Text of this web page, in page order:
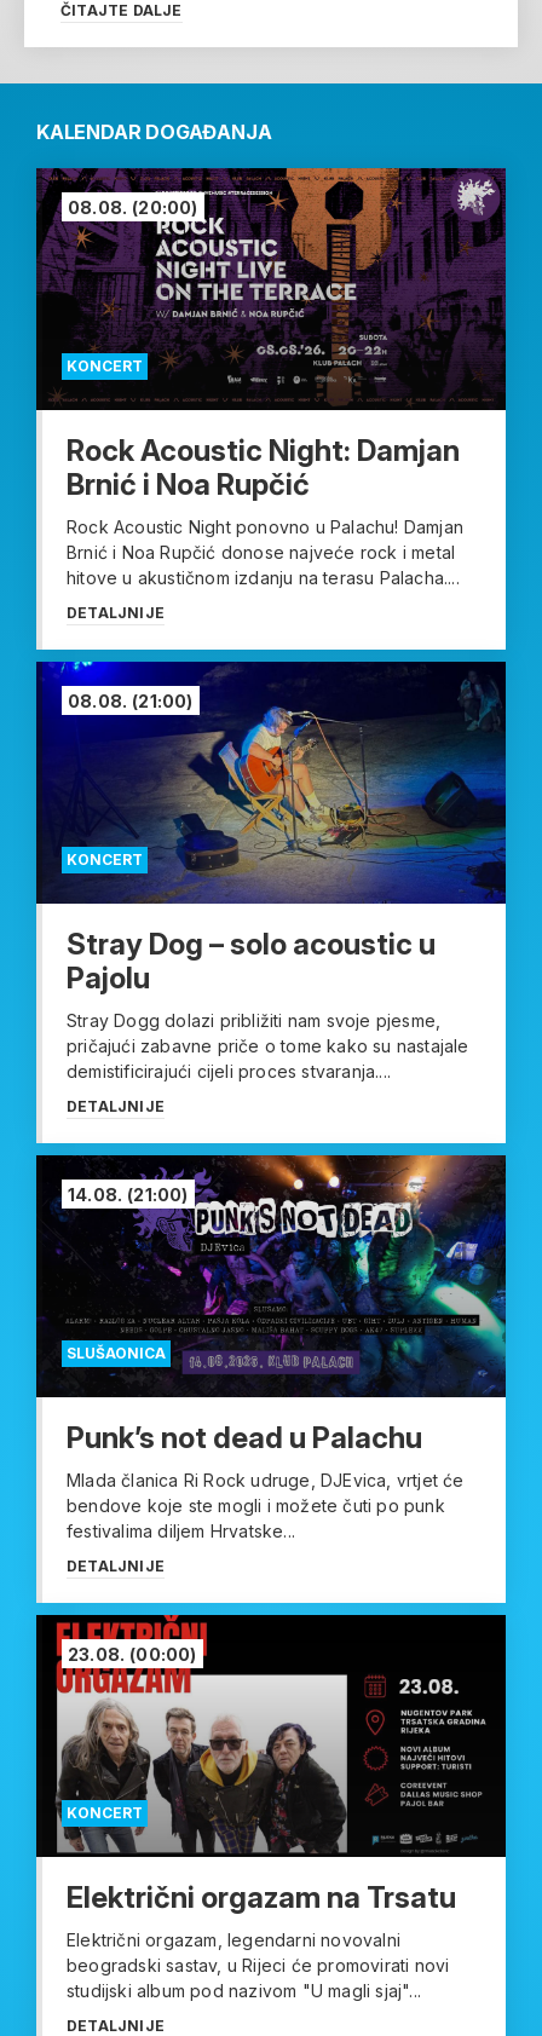
ČITAJTE DALJE
KALENDAR DOGAĐANJA
KONCERT
08.08. (20:00)
Rock Acoustic Night: Damjan
Brnić i Noa Rupčić
Rock Acoustic Night ponovno u Palachu! Damjan
Brnić i Noa Rupčić donose najveće rock i metal
hitove u akustičnom izdanju na terasu Palacha....
DETALJNIJE
KONCERT
08.08. (21:00)
Stray Dog – solo acoustic u
Pajolu
Stray Dogg dolazi približiti nam svoje pjesme,
pričajući zabavne priče o tome kako su nastajale
demistificirajući cijeli proces stvaranja....
DETALJNIJE
SLUŠAONICA
14.08. (21:00)
Punk’s not dead u Palachu
Mlada članica Ri Rock udruge, DJEvica, vrtjet će
bendove koje ste mogli i možete čuti po punk
festivalima diljem Hrvatske...
DETALJNIJE
KONCERT
23.08. (00:00)
Električni orgazam na Trsatu
Električni orgazam, legendarni novovalni
beogradski sastav, u Rijeci će promovirati novi
studijski album pod nazivom "U magli sjaj"...
DETALJNIJE